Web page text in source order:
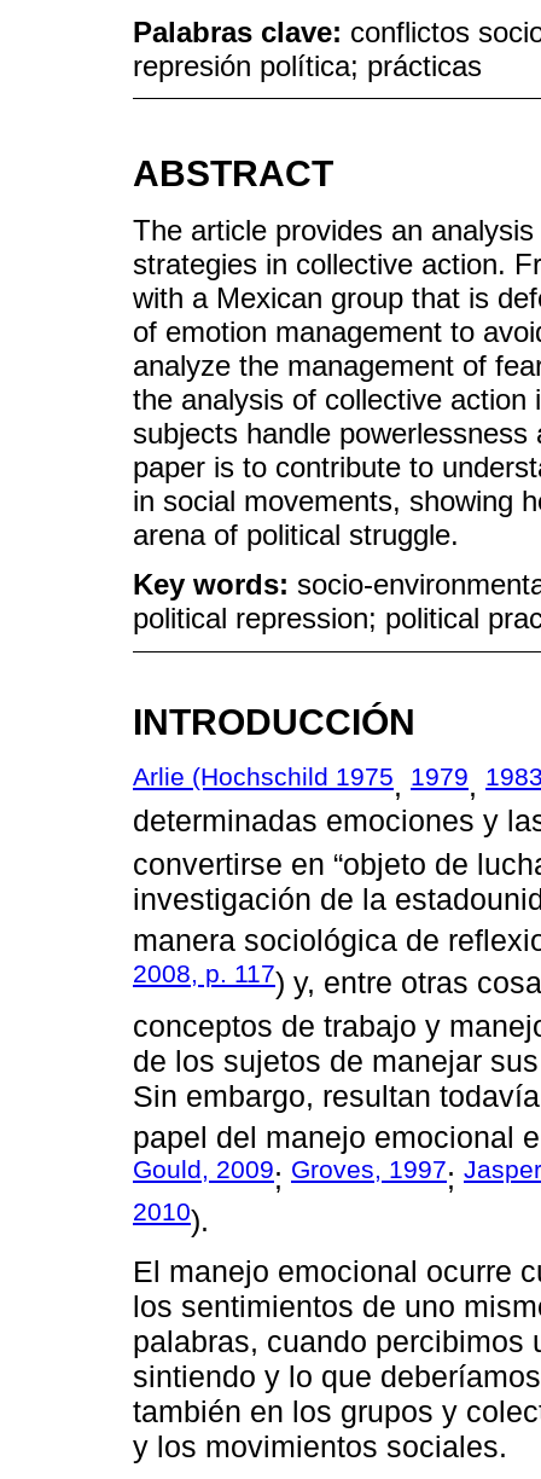
Palabras clave: conflictos
represión política; prácticas
ABSTRACT
The article provides an
strategies in collective action.
with a Mexican group that is
of emotion management to
analyze the management of
the analysis of collective
subjects handle
paper is to contribute to
in social movements, showing
arena of political struggle.
Key words: socio-
political repression; political
INTRODUCCIÓN
Arlie (Hochschild 1975, 1979,
determinadas emociones y
convertirse en “objeto de
investigación de la
manera sociológica de
2008, p. 117) y, entre otras
conceptos de trabajo y
de los sujetos de manejar
Sin embargo, resultan
papel del manejo emocional
Gould, 2009; Groves, 1997;
2010).
El manejo emocional ocurre
los sentimientos de uno
palabras, cuando percibimos
sintiendo y lo que
también en los grupos y
y los movimientos sociales.